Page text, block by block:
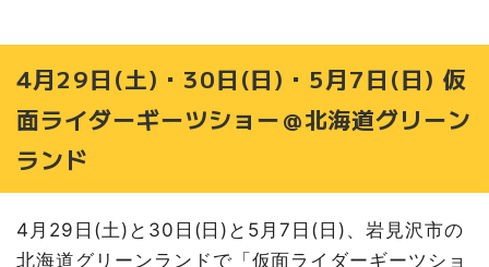
＠北海道グリーンランド
5月3日(水) それいけ！アンパンマン ショー＠北海道マイ
ホームセンター森林公園駅前会場
5月3日(水) 仮面ライダーギーツショー＠STVハウジング
る！＠イオンモール札幌発寒
4月29日(土)・30日(日)・5月7日(日) 仮
面ライダーギーツショー＠北海道グリーン
ランド
4月29日(土)と30日(日)と5月7日(日)、岩見沢市の
北海道グリーンランドで「仮面ライダーギーツショ